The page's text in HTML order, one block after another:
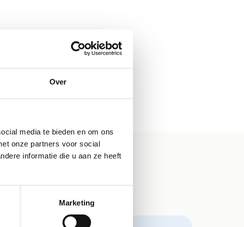
Over
media te bieden en om ons
onze partners voor social
informatie die u aan ze heeft
Marketing
hosting zonder zorgen: snel,